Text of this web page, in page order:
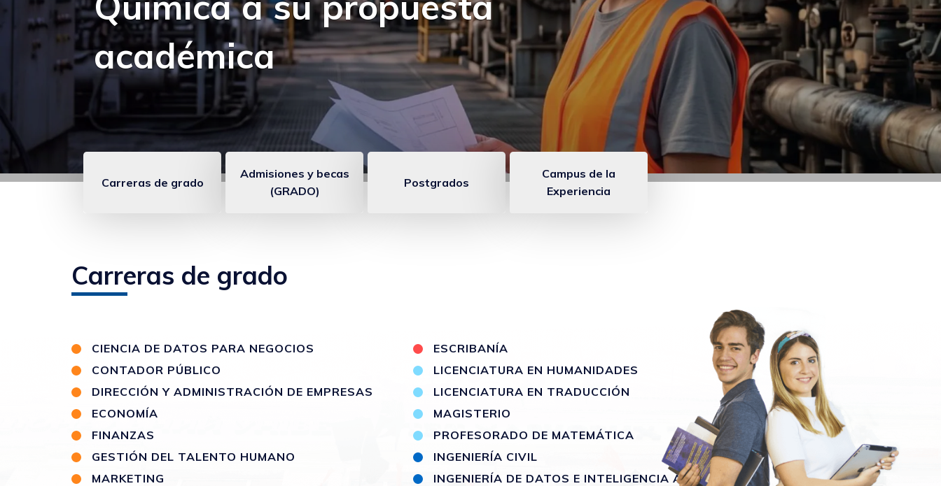
seguir aprendiendo
Carreras de grado
Admisiones y becas
(GRADO)
Postgrados
Campus de la
Experiencia
Carreras de grado
CIENCIA DE DATOS PARA NEGOCIOS
CONTADOR PÚBLICO
DIRECCIÓN Y ADMINISTRACIÓN DE EMPRESAS
ECONOMÍA
FINANZAS
GESTIÓN DEL TALENTO HUMANO
MARKETING
ESCRIBANÍA
LICENCIATURA EN HUMANIDADES
LICENCIATURA EN TRADUCCIÓN
MAGISTERIO
PROFESORADO DE MATEMÁTICA
INGENIERÍA CIVIL
INGENIERÍA DE DATOS E INTELIGENCIA ARTIFICIAL